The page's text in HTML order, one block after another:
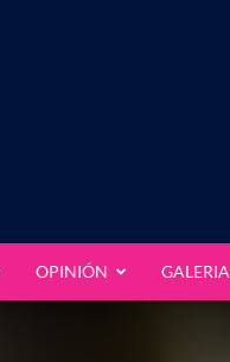
OPINIÓN GALERIA